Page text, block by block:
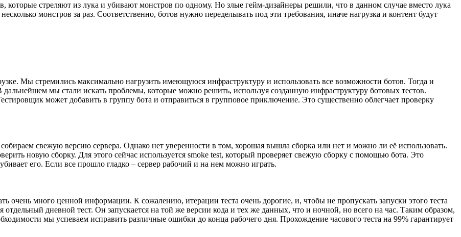
которые стреляют из лука и убивают монстров по одному. Но злые гейм-дизайнеры решили, что в данном случае вместо лука
монстров за раз. Соответственно, ботов нужно переделывать под эти требования, иначе нагрузка и контент будут
Мы стремились максимально нагрузить имеющуюся инфраструктуру и использовать все возможности ботов. Тогда и
мы стали искать проблемы, которые можно решить, используя созданную инфраструктуру ботовых тестов.
может добавить в группу бота и отправиться в групповое приключение. Это существенно облегчает проверку
свежую версию сервера. Однако нет уверенности в том, хорошая вышла сборка или нет и можно ли её использовать.
новую сборку. Для этого сейчас используется smoke test, который проверяет свежую сборку с помощью бота. Это
его. Если все прошло гладко – сервер рабочий и на нем можно играть.
очень много ценной информации. К сожалению, итерации теста очень дорогие, и, чтобы не пропускать запуски этого теста
дневной тест. Он запускается на той же версии кода и тех же данных, что и ночной, но всего на час. Таким образом,
мы успеваем исправить различные ошибки до конца рабочего дня. Прохождение часового теста на 99% гарантирует